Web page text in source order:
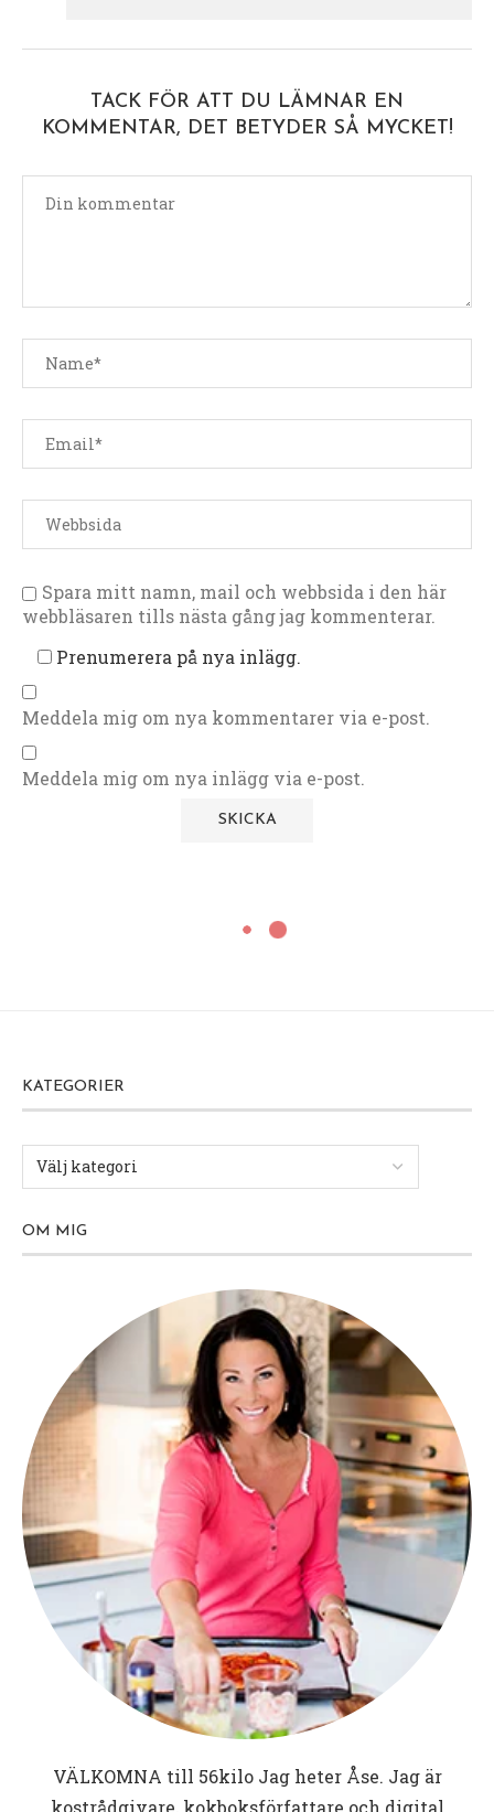
TACK FÖR ATT DU LÄMNAR EN
KOMMENTAR, DET BETYDER SÅ MYCKET!
Spara mitt namn, mail och webbsida i den här
webbläsaren tills nästa gång jag kommenterar.
Prenumerera på nya inlägg.
Meddela mig om nya kommentarer via e-post.
Meddela mig om nya inlägg via e-post.
KATEGORIER
OM MIG
VÄLKOMNA till 56kiloJag heter Åse. Jag är
kostrådgivare, kokboksförfattare och digital